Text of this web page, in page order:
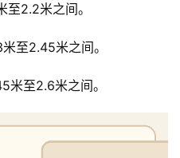
2.2米之间。
至2.45米之间。
米至2.6米之间。